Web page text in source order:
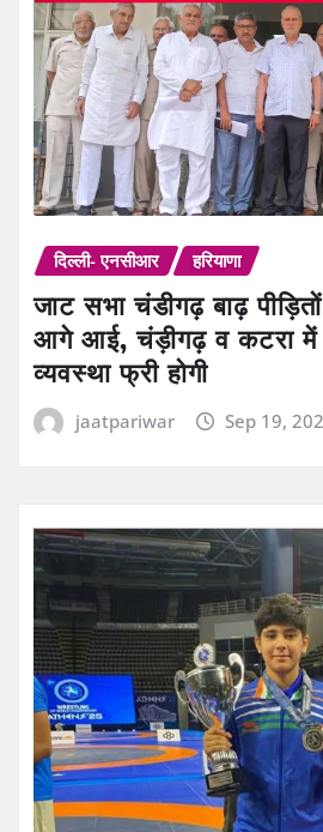
दिल्ली- एनसीआर हरियाणा
जाट सभा चंडीगढ़ बाढ़
आगे आई, चंड़ीगढ़ व कटरा में
व्यवस्था फ्री होगी
jaatpariwar Sep 19,